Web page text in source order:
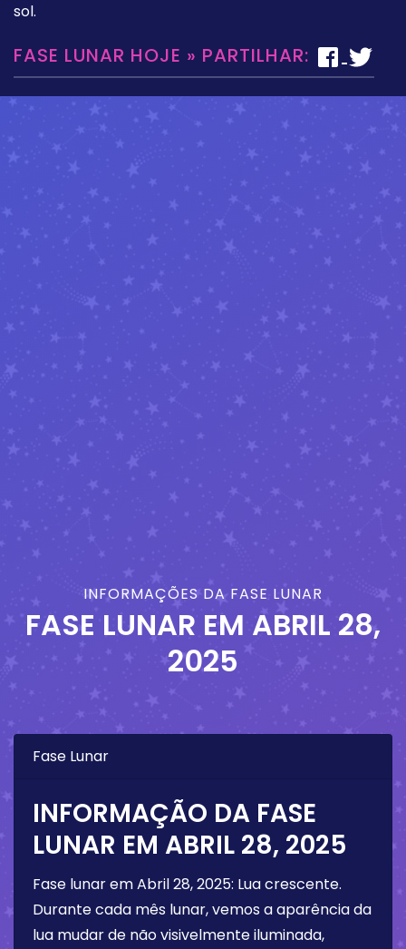
sol.
FASE LUNAR HOJE » PARTILHAR:
INFORMAÇÕES DA FASE LUNAR
FASE LUNAR EM ABRIL 28,
2025
Fase Lunar
INFORMAÇÃO DA FASE
LUNAR EM ABRIL 28, 2025
Fase lunar emAbril 28, 2025: Lua crescente.
Durante cada mês lunar, vemos a aparência da
lua mudar de não visivelmente iluminada,